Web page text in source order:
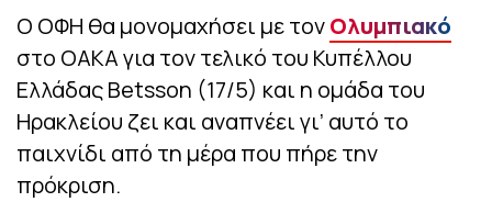
Ο ΟΦΗ θα μονομαχήσει με τονΟλυμπιακό
στο ΟΑΚΑ για τον τελικό του Κυπέλλου
Ελλάδας Betsson (17/5) και η ομάδα του
Ηρακλείου ζει και αναπνέει γι’ αυτό το
παιχνίδι από τη μέρα που πήρε την
πρόκριση.